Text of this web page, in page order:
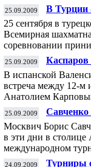
25.09.2009
В Турции
25 сентября в
Всемирная
соревновании
25.09.2009
Каспаров
В испанской
встреча между 12-
Анатолием
25.09.2009
Савченко
Москвич Борис
в эти дни в
международном
24.09.2009
Турниры